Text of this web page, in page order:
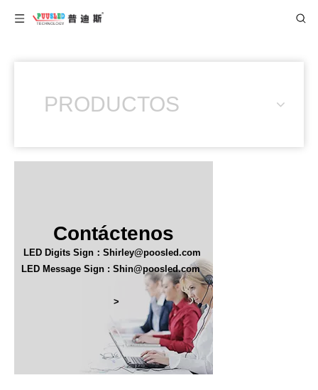
PRODUCTOS
Contáctenos
LED Digits Sign：Shirley@poosled.com
LED Message Sign : Shin@poosled.com
>